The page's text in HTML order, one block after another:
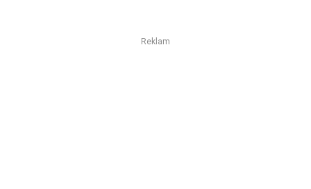
Reklam